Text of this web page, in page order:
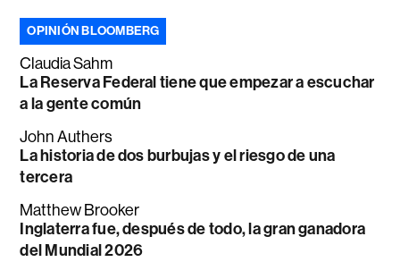
OPINIÓN BLOOMBERG
Claudia Sahm
La Reserva Federal tiene que empezar a escuchar
a la gente común
John Authers
La historia de dos burbujas y el riesgo de una
tercera
Matthew Brooker
Inglaterra fue, después de todo, la gran ganadora
del Mundial 2026